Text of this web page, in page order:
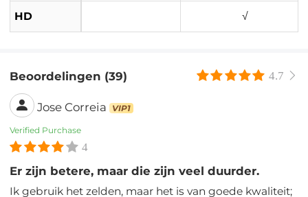
HD √
Beoordelingen (39) 4.7
Jose Correia VIP1
Verified Purchase
4
Er zijn betere, maar die zijn veel duurder.
Ik gebruik het zelden, maar het is van goede kwaliteit;